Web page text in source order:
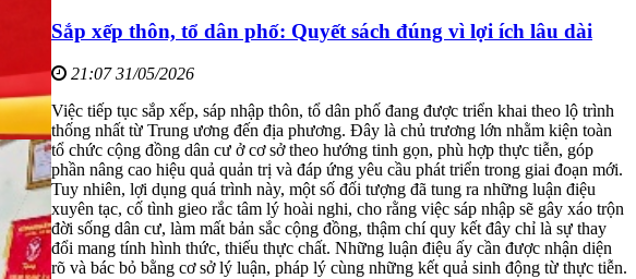
Sắp xếp thôn, tổ dân phố: Quyết sách đúng vì lợi ích lâu dài
21:07 31/05/2026
Việc tiếp tục sắp xếp, sáp nhập thôn, tổ dân phố đang được triển khai theo lộ trình
thống nhất từ Trung ương đến địa phương. Đây là chủ trương lớn nhằm kiện toàn
tổ chức cộng đồng dân cư ở cơ sở theo hướng tinh gọn, phù hợp thực tiễn, góp
phần nâng cao hiệu quả quản trị và đáp ứng yêu cầu phát triển trong giai đoạn mới.
Tuy nhiên, lợi dụng quá trình này, một số đối tượng đã tung ra những luận điệu
xuyên tạc, cố tình gieo rắc tâm lý hoài nghi, cho rằng việc sáp nhập sẽ gây xáo trộn
đời sống dân cư, làm mất bản sắc cộng đồng, thậm chí quy kết đây chỉ là sự thay
đổi mang tính hình thức, thiếu thực chất. Những luận điệu ấy cần được nhận diện
rõ và bác bỏ bằng cơ sở lý luận, pháp lý cùng những kết quả sinh động từ thực tiễn.